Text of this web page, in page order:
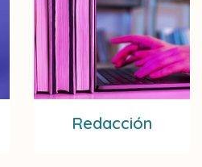
Redacción